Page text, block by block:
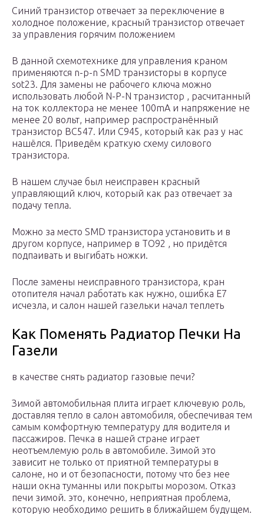
Синий транзистор отвечает за переключение в
холодное положение, красный транзистор отвечает
за управления горячим положением
В данной схемотехнике для управления краном
применяются n-p-n SMD транзисторы в корпусе
sot23. Для замены не рабочего ключа можно
использовать любой N-P-N транзистор , расчитанный
на ток коллектора не менее 100mA и напряжение не
менее 20 вольт, например распространённый
транзистор BC547. Или С945, который как раз у нас
нашёлся. Приведём краткую схему силового
транзистора.
В нашем случае был неисправен красный
управляющий ключ, который как раз отвечает за
подачу тепла.
Можно за место SMD транзистора установить и в
другом корпусе, например в TO92 , но придётся
подпаивать и выгибать ножки.
После замены неисправного транзистора, кран
отопителя начал работать как нужно, ошибка Е7
исчезла, и салон нашей газельки начал теплеть
Как Поменять Радиатор Печки На
Газели
в качестве снять радиатор газовые печи?
Зимой автомобильная плита играет ключевую роль,
доставляя тепло в салон автомобиля, обеспечивая тем
самым комфортную температуру для водителя и
пассажиров. Печка в нашей стране играет
неотъемлемую роль в автомобиле. Зимой это
зависит не только от приятной температуры в
салоне, но и от безопасности, потому что без нее
наши окна туманны или покрыты морозом. Отказ
печи зимой. это, конечно, неприятная проблема,
которую необходимо решить в ближайшем будущем.